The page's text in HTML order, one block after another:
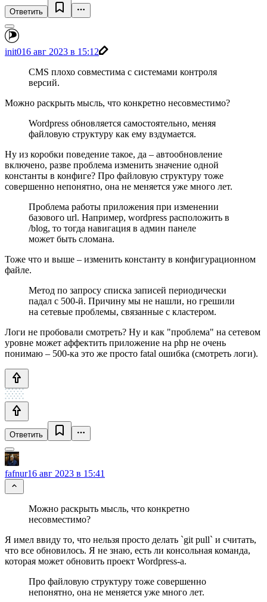
Ответить
init016 авг 2023 в 15:12
CMS плохо совместима с системами контроля
версий.
Можно раскрыть мысль, что конкретно несовместимо?
Wordpress обновляется самостоятельно, меняя
файловую структуру как ему вздумается.
Ну из коробки поведение такое, да – автообновление
включено, разве проблема изменить значение одной
константы в конфиге? Про файловую структуру тоже
совершенно непонятно, она не меняется уже много лет.
Проблема работы приложения при изменении
базового url. Например, wordpress расположить в
/blog, то тогда навигация в админ панеле
может быть сломана.
Тоже что и выше – изменить константу в конфигурационном
файле.
Метод по запросу списка записей периодически
падал с 500-й. Причину мы не нашли, но грешили
на сетевые проблемы, связанные с кластером.
Логи не пробовали смотреть? Ну и как "проблема" на сетевом
уровне может аффектить приложение на php не очень
понимаю – 500-ка это же просто fatal ошибка (смотреть логи).
Ответить
fafnur16 авг 2023 в 15:41
Можно раскрыть мысль, что конкретно
несовместимо?
Я имел ввиду то, что нельзя просто делать `git pull` и считать,
что все обновилось. Я не знаю, есть ли консольная команда,
которая может обновить проект Wordpress-а.
Про файловую структуру тоже совершенно
непонятно, она не меняется уже много лет.